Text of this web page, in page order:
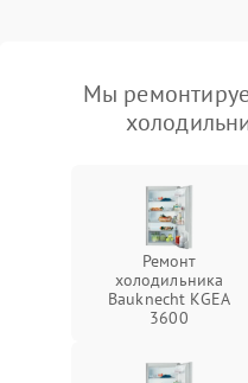
Мы
Ремонт
холодильника
Bauknecht KGEA
3600